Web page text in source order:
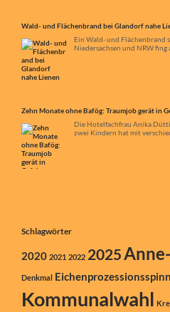
Wald- und Flächenbrand bei Glandorf nahe
Ein Wald- und Flächenbrand
Niedersachsen und NRW
Zehn Monate ohne Bafög: Traumjob gerät in
Die Hotelfachfrau Anika
zwei Kindern hat mit
Schlagwörter
2020 2021 2022 2025
Denkmal
Kommunalwahl